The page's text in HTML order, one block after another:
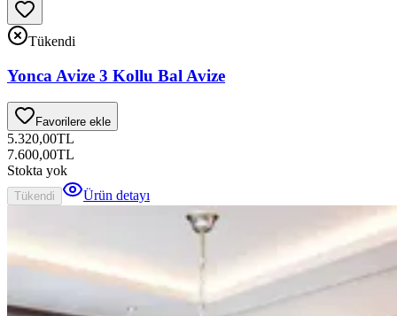
Tükendi
Yonca Avize 3 Kollu Bal Avize
Favorilere ekle
5.320,00TL
7.600,00TL
Stokta yok
Tükendi Ürün detayı